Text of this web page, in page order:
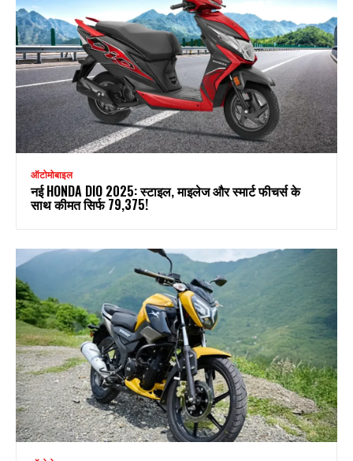
ऑटोमोबाइल
नई HONDA DIO 2025: स्टाइल, माइलेज और स्मार्ट फीचर्स के
साथ कीमत सिर्फ ₹79,375!